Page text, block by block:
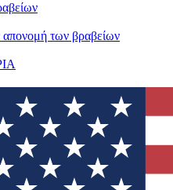
των βραβείων